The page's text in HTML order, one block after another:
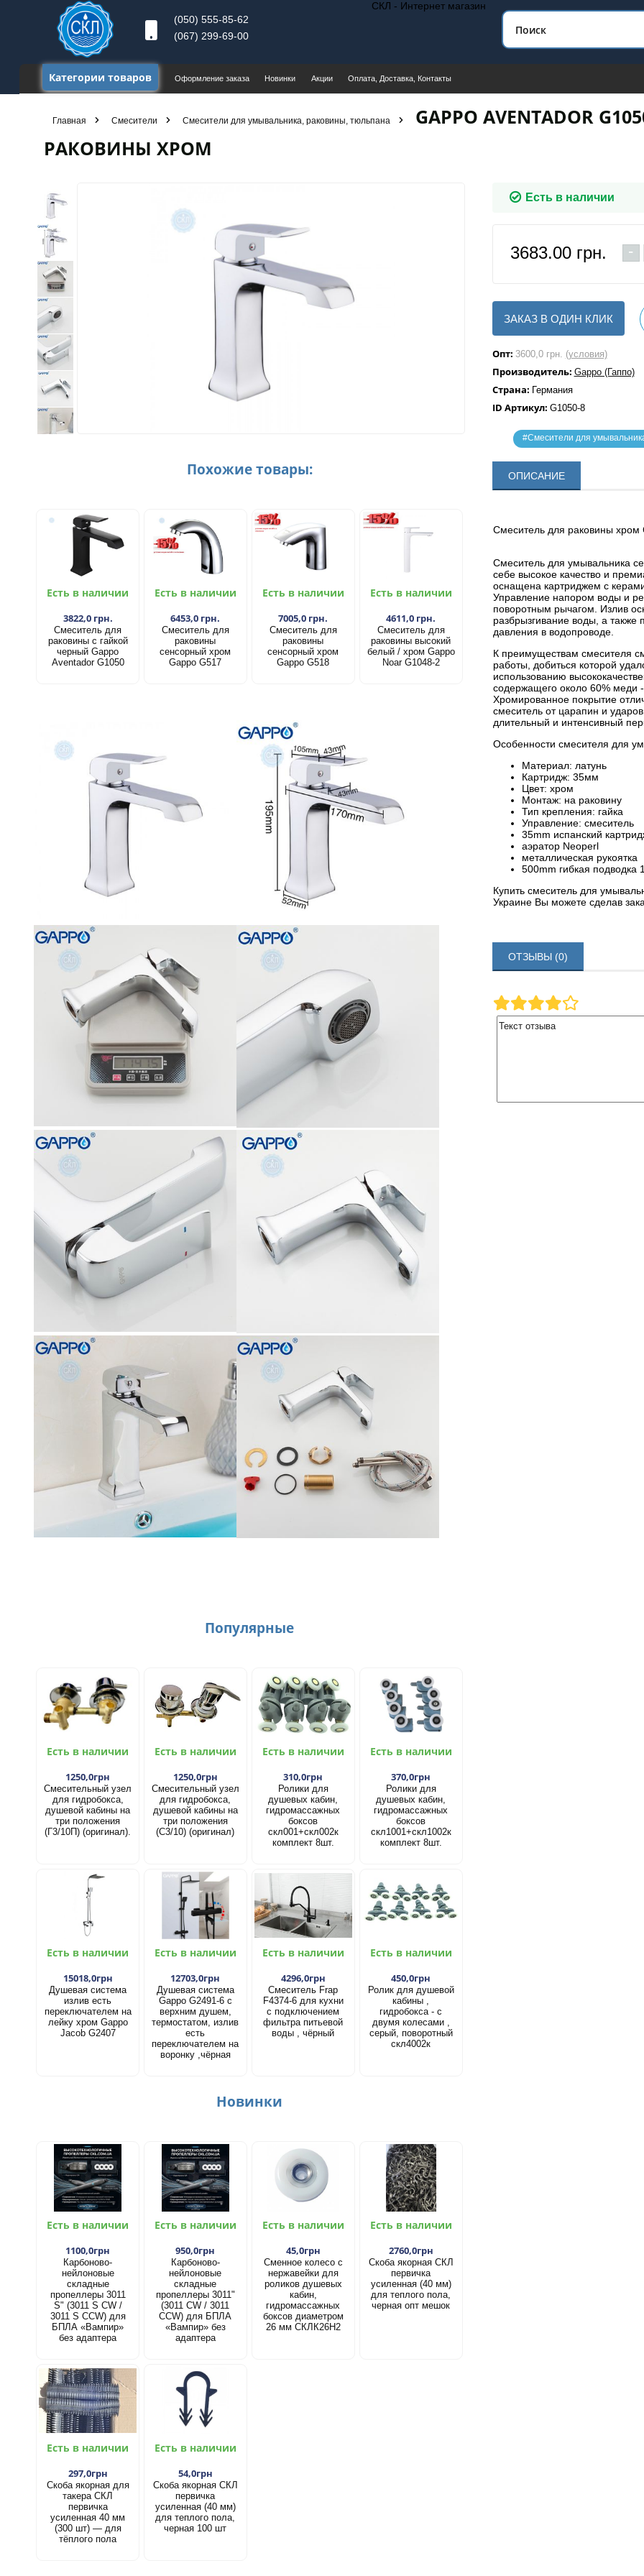
(050) 555-85-62
(067) 299-69-00
СКЛ - Интернет магазин
Категории товаров Оформление заказа Новинки Акции Оплата, Доставка, Контакты
Главная Смесители Смесители для умывальника, раковины, тюльпана
GAPPO AVENTADOR
РАКОВИНЫ ХРОМ
Похожие товары:
Есть в наличии
3822,0 грн.
Смеситель для
раковины с гайкой
черный Gappo
Aventador G1050
Есть в наличии
6453,0 грн.
Смеситель для
раковины
сенсорный хром
Gappo G517
Есть в наличии
7005,0 грн.
Смеситель для
раковины
сенсорный хром
Gappo G518
Есть в наличии
4611,0 грн.
Смеситель для
раковины высокий
белый / хром Gappo
Noar G1048-2
Популярные
Есть в наличии
1250,0грн
Смесительный узел
для гидробокса,
душевой кабины на
три положения
(Г3/10П) (оригинал).
Есть в наличии
1250,0грн
Смесительный узел
для гидробокса,
душевой кабины на
три положения
(С3/10) (оригинал)
Есть в наличии
310,0грн
Ролики для
душевых кабин,
гидромассажных
боксов
скл001+скл002к
комплект 8шт.
Есть в наличии
370,0грн
Ролики для
душевых кабин,
гидромассажных
боксов
скл1001+скл1002к
комплект 8шт.
Есть в наличии
15018,0грн
Душевая система
излив есть
переключателем на
лейку хром Gappo
Jacob G2407
Есть в наличии
12703,0грн
Душевая система
Gappo G2491-6 с
верхним душем,
термостатом, излив
есть
переключателем на
воронку ,чёрная
Есть в наличии
4296,0грн
Смеситель Frap
F4374-6 для кухни
с подключением
фильтра питьевой
воды , чёрный
Есть в наличии
450,0грн
Ролик для душевой
кабины ,
гидробокса - с
двумя колесами ,
серый, поворотный
скл4002к
Новинки
Есть в наличии
1100,0грн
Карбоново-
нейлоновые
складные
пропеллеры 3011
S" (3011 S CW /
3011 S CCW) для
БПЛА «Вампир»
без адаптера
Есть в наличии
950,0грн
Карбоново-
нейлоновые
складные
пропеллеры 3011"
(3011 CW / 3011
CCW) для БПЛА
«Вампир» без
адаптера
Есть в наличии
45,0грн
Сменное колесо с
нержавейки для
роликов душевых
кабин,
гидромассажных
боксов диаметром
26 мм СКЛК26Н2
Есть в наличии
2760,0грн
Скоба якорная СКЛ
первичка
усиленная (40 мм)
для теплого пола,
черная опт мешок
Есть в наличии
297,0грн
Скоба якорная для
такера СКЛ
первичка
усиленная 40 мм
(300 шт) — для
тёплого пола
Есть в наличии
54,0грн
Скоба якорная СКЛ
первичка
усиленная (40 мм)
для теплого пола,
черная 100 шт
Есть в наличии
3683.00 грн. -
ЗАКАЗ В ОДИН КЛИК
Опт: 3600,0 грн. (условия)
Производитель: Gappo (Гаппо)
Страна: Германия
ID Артикул: G1050-8
#Смесители для
ОПИСАНИЕ
Смеситель для раковины хром
Смеситель для умывальника
себе высокое качество и
оснащена картриджем с
Управление напором воды и
поворотным рычагом. Излив
разбрызгивание воды, а
давления в водопроводе.
К преимуществам смесителя
работы, добиться которой
использованию
содержащего около 60% меди -
Хромированное покрытие
смеситель от царапин и
длительный и интенсивный
Особенности смесителя для
Материал: латунь
Картридж: 35мм
Цвет: хром
Монтаж: на раковину
Тип крепления: гайка
Управление: смеситель
35mm испанский
аэратор Neoperl
металлическая рукоятка
500mm гибкая подводка
Купить смеситель для
Украине Вы можете сделав
ОТЗЫВЫ (0)